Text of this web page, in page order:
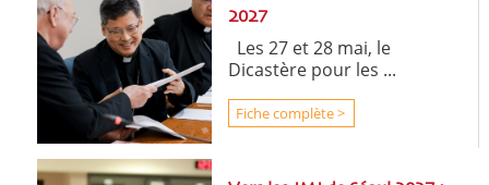
2027
Les 27 et 28 mai, le
Dicastère pour les ...
Fiche complète >